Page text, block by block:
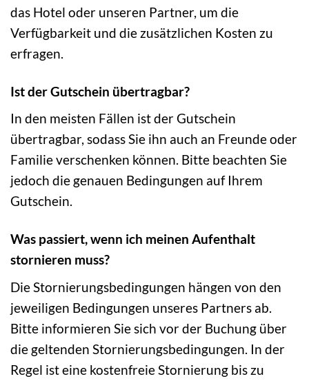
das Hotel oder unseren Partner, um die
Verfügbarkeit und die zusätzlichen Kosten zu
erfragen.
Ist der Gutschein übertragbar?
In den meisten Fällen ist der Gutschein
übertragbar, sodass Sie ihn auch an Freunde oder
Familie verschenken können. Bitte beachten Sie
jedoch die genauen Bedingungen auf Ihrem
Gutschein.
Was passiert, wenn ich meinen Aufenthalt
stornieren muss?
Die Stornierungsbedingungen hängen von den
jeweiligen Bedingungen unseres Partners ab.
Bitte informieren Sie sich vor der Buchung über
die geltenden Stornierungsbedingungen. In der
Regel ist eine kostenfreie Stornierung bis zu